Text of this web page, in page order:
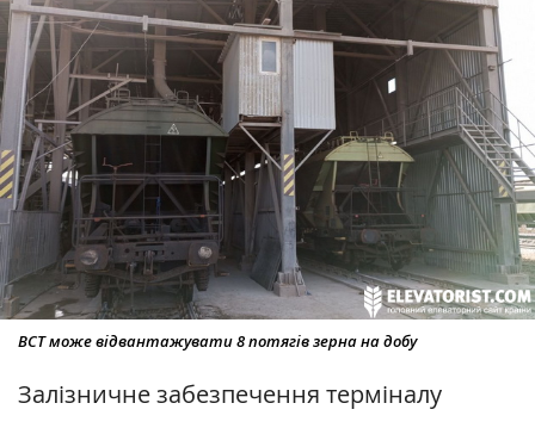
ВСТ може відвантажувати 8 потягів зерна на добу
Залізничне забезпечення терміналу